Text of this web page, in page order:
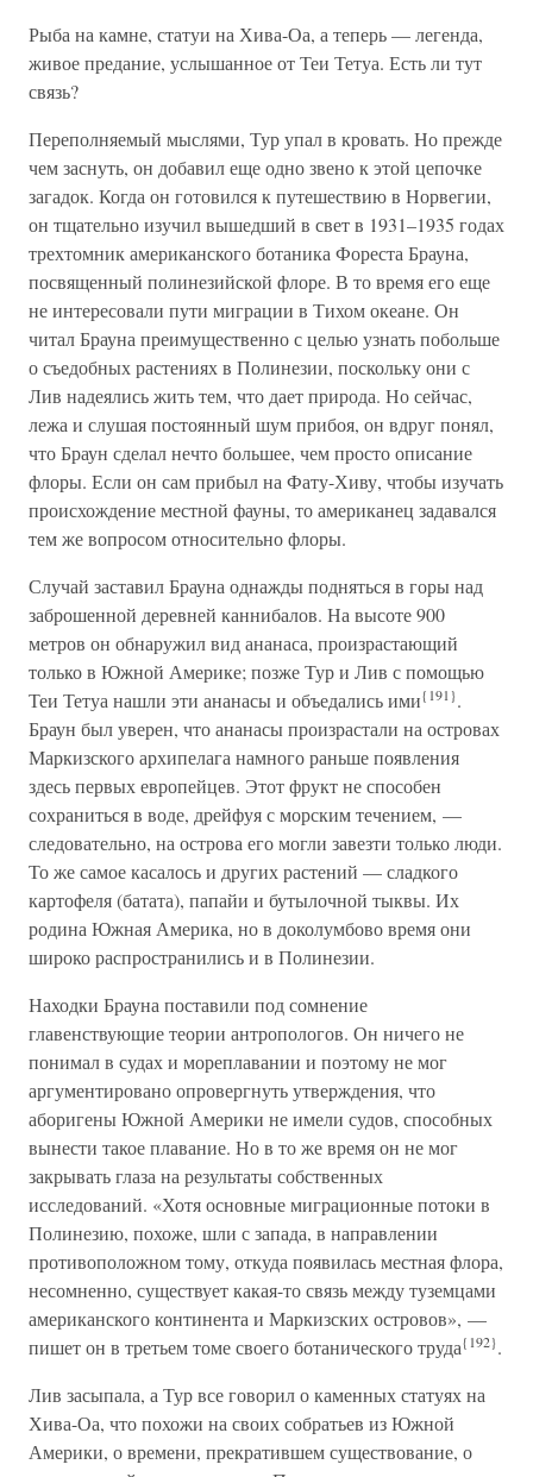
Рыба на камне, статуи на Хива-Оа, а теперь — легенда,
живое предание, услышанное от Теи Тетуа. Есть ли тут
связь?
Переполняемый мыслями, Тур упал в кровать. Но прежде
чем заснуть, он добавил еще одно звено к этой цепочке
загадок. Когда он готовился к путешествию в Норвегии,
он тщательно изучил вышедший в свет в 1931–1935 годах
трехтомник американского ботаника Фореста Брауна,
посвященный полинезийской флоре. В то время его еще
не интересовали пути миграции в Тихом океане. Он
читал Брауна преимущественно с целью узнать побольше
о съедобных растениях в Полинезии, поскольку они с
Лив надеялись жить тем, что дает природа. Но сейчас,
лежа и слушая постоянный шум прибоя, он вдруг понял,
что Браун сделал нечто большее, чем просто описание
флоры. Если он сам прибыл на Фату-Хиву, чтобы изучать
происхождение местной фауны, то американец задавался
тем же вопросом относительно флоры.
Случай заставил Брауна однажды подняться в горы над
заброшенной деревней каннибалов. На высоте 900
метров он обнаружил вид ананаса, произрастающий
только в Южной Америке; позже Тур и Лив с помощью
Теи Тетуа нашли эти ананасы и объедались ими{191}.
Браун был уверен, что ананасы произрастали на островах
Маркизского архипелага намного раньше появления
здесь первых европейцев. Этот фрукт не способен
сохраниться в воде, дрейфуя с морским течением, —
следовательно, на острова его могли завезти только люди.
То же самое касалось и других растений — сладкого
картофеля (батата), папайи и бутылочной тыквы. Их
родина Южная Америка, но в доколумбово время они
широко распространились и в Полинезии.
Находки Брауна поставили под сомнение
главенствующие теории антропологов. Он ничего не
понимал в судах и мореплавании и поэтому не мог
аргументировано опровергнуть утверждения, что
аборигены Южной Америки не имели судов, способных
вынести такое плавание. Но в то же время он не мог
закрывать глаза на результаты собственных
исследований. «Хотя основные миграционные потоки в
Полинезию, похоже, шли с запада, в направлении
противоположном тому, откуда появилась местная флора,
несомненно, существует какая-то связь между туземцами
американского континента и Маркизских островов», —
пишет он в третьем томе своего ботанического труда{192}.
Лив засыпала, а Тур все говорил о каменных статуях на
Хива-Оа, что похожи на своих собратьев из Южной
Америки, о времени, прекратившем существование, о